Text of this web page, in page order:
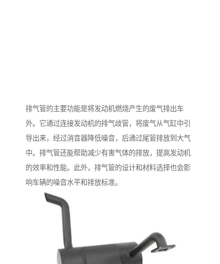
排气管的主要功能是将发动机燃烧产生的废气排出车
外。它通过连接发动机的排气歧管，将废气从气缸中引
导出来，经过消音器降低噪音，后通过尾管排放到大气
中。排气管还能帮助减少有害气体的排放，提高发动机
的效率和性能。此外，排气管的设计和材料选择也会影
响车辆的噪音水平和排放标准。